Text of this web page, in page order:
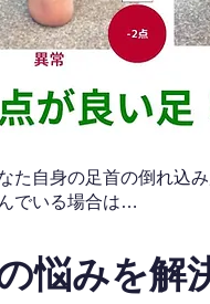
た自身の足首の倒れ込
でいる場合は…
悩みを解